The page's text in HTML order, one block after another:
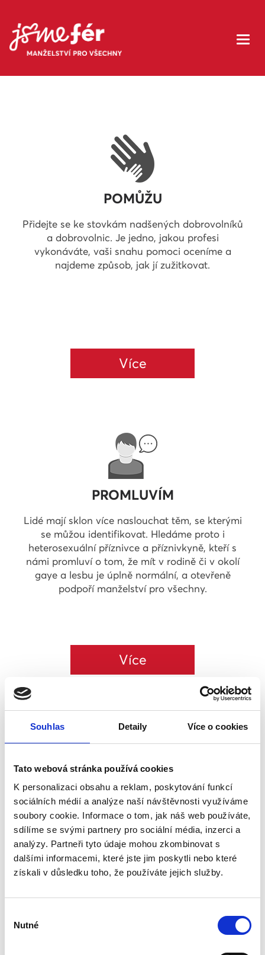
Souhlas Detaily Více o cookies
Tato webová stránka používá cookies
K personalizaci obsahu a reklam, poskytování funkcí
sociálních médií a analýze naší návštěvnosti využíváme
soubory cookie. Informace o tom, jak náš web používáte,
sdílíme se svými partnery pro sociální média, inzerci a
analýzy. Partneři tyto údaje mohou zkombinovat s
dalšími informacemi, které jste jim poskytli nebo které
získali v důsledku toho, že používáte jejich služby.
souhlasu
Nutné
POMŮŽU
Přidejte se ke stovkám nadšených dobrovolníků
a dobrovolnic. Je jedno, jakou profesi
vykonáváte, vaši snahu pomoci oceníme a
najdeme způsob, jak jí zužitkovat.
Více
PROMLUVÍM
Lidé mají sklon více naslouchat těm, se kterými
se můžou identifikovat. Hledáme proto i
heterosexuální příznivce a příznivkyně, kteří s
námi promluví o tom, že mít v rodině či v okolí
gaye a lesbu je úplně normální, a otevřeně
podpoří manželství pro všechny.
Více
PODPOŘÍM
Finance jsou důležité i pro nás. I když většina z
nás jsou srdcaři, přeci jenom platit za chod
kampaně musíme. Proto oceníme jakoukoli
částku, kterou nás přispějete.